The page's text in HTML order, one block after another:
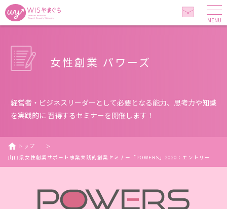
女性創業 パワーズ
経営者・ビジネスリーダーとして必要となる能力、思考力や知識
を実践的に 習得するセミナーを開催します！
トップ
＞
山口県女性創業サポート事業実践的創業セミナー「POWERS」2020：エントリー
MENU